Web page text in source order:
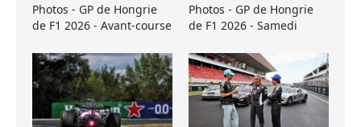
Photos - GP de Hongrie
de F1 2026 - Avant-course
Photos - GP de Hongrie
de F1 2026 - Samedi